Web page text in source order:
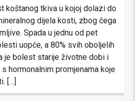
koštanog tkiva u kojoj dolazi do
dijela kosti, zbog čega
Spada u jednu od pet
uopće, a 80% svih oboljelih
je bolest starije životne dobi i
hormonalnim promjenama koje
[…]